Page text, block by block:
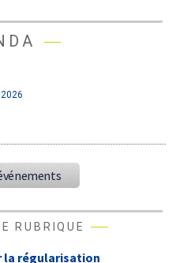
RUBRIQUE
la régularisation